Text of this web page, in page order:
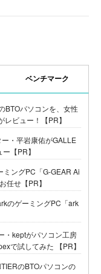
ベンチマーク
BTOパソコンを、女性
ビュー！【PR】
・平岩康佑がGALLE
【PR】
ミングPC「G-GEAR Ai
任せ【PR】
のゲーミングPC「ark
・keptがパソコン工房
で試してみた 【PR】
のBTOパソコンの